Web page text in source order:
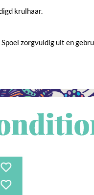
krulhaar.
zorgvuldig uit en